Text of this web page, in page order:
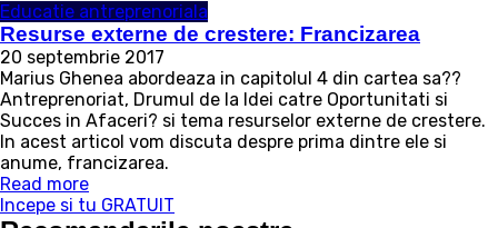
Educatie antreprenoriala
Resurse externe de crestere: Francizarea
20 septembrie 2017
Marius Ghenea abordeaza in capitolul 4 din cartea sa??
Antreprenoriat, Drumul de la Idei catre Oportunitati si
Succes in Afaceri? si tema resurselor externe de crestere.
In acest articol vom discuta despre prima dintre ele si
anume, francizarea.
Read more
Incepe si tu GRATUIT